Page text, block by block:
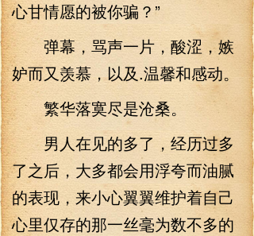
心甘情愿的被你骗？”
弹幕，骂声一片，酸涩，嫉
妒而又羡慕，以及.温馨和感动。
繁华落寞尽是沧桑。
男人在见的多了，经历过多
了之后，大多都会用浮夸而油腻
的表现，来小心翼翼维护着自己
心里仅存的那一丝毫为数不多的